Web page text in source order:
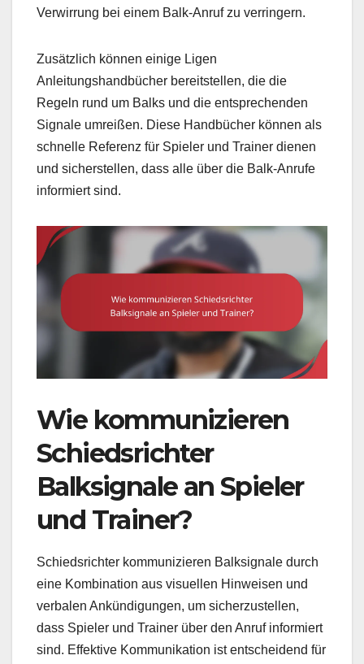
Verwirrung bei einem Balk-Anruf zu verringern.
Zusätzlich können einige Ligen
Anleitungshandbücher bereitstellen, die die
Regeln rund um Balks und die entsprechenden
Signale umreißen. Diese Handbücher können als
schnelle Referenz für Spieler und Trainer dienen
und sicherstellen, dass alle über die Balk-Anrufe
informiert sind.
Wie kommunizieren
Schiedsrichter
Balksignale an Spieler
und Trainer?
Schiedsrichter kommunizieren Balksignale durch
eine Kombination aus visuellen Hinweisen und
verbalen Ankündigungen, um sicherzustellen,
dass Spieler und Trainer über den Anruf informiert
sind. Effektive Kommunikation ist entscheidend für